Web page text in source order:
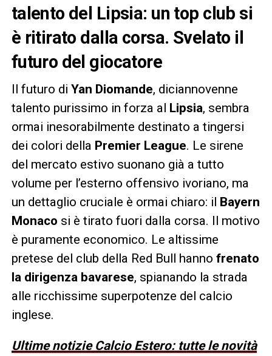
talento del Lipsia: un top club si
è ritirato dalla corsa. Svelato il
futuro del giocatore
Il futuro di Yan Diomande, diciannovenne
talento purissimo in forza al Lipsia, sembra
ormai inesorabilmente destinato a tingersi
dei colori della Premier League. Le sirene
del mercato estivo suonano già a tutto
volume per l’esterno offensivo ivoriano, ma
un dettaglio cruciale è ormai chiaro: il Bayern
Monaco si è tirato fuori dalla corsa. Il motivo
è puramente economico. Le altissime
pretese del club della Red Bull hanno frenato
la dirigenza bavarese, spianando la strada
alle ricchissime superpotenze del calcio
inglese.
Ultime notizie Calcio Estero: tutte le novità